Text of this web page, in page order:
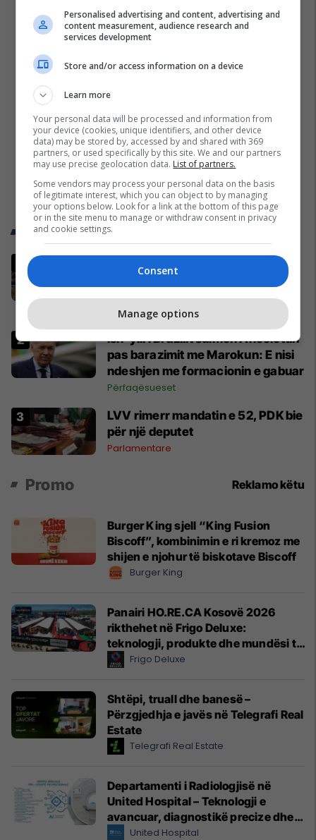
Trend Telegrafi
“Rama, jep dorëheqjen”, tensione
në protestën e 15-të, qytetarët
Shqipëri
Ish-ylli i Brazilit sulmon Ancelottin
pas barazimit me Marokun: E nisi
ndeshjen me formacionin e gabuar
Përfaqësueset
LVV rimerr mandatin e 52, PDK bie
për një deputet
Parlamentare
Promo Reklamo këtu
Burger King sjell “King Fusion
Biscoff”, kombinimin e ri kremoz me
shijen e njohur të biskotave Biscoff
Burger King
Panairi HO.RE.CA Kosovë 2026
rikthehet në Frigo Deluxe:
teknologji, produkte dhe mundësi të
reja për hoteleri dhe gastronomi
Frigo Deluxe
Shtëpi, truall dhe banesë –
Përzgjedhja e javës në Telegrafi Real
Estate
Telegrafi Real Estate
Departamenti i Radiologjisë në
United Hospital – Teknologji e
avancuar, diagnostikë precize dhe
kujdes profesional
United Hospital
Personalised advertising and content, advertising and
content measurement, audience research and
services development
Store and/or access information on a device
Learn more
Your personal data will be processed and information from
your device (cookies, unique identifiers, and other device
data) may be stored by, accessed by and shared with 369
partners, or used specifically by this site. We and our partners
may use precise geolocation data. List of partners.
Some vendors may process your personal data on the basis
of legitimate interest, which you can object to by managing
your options below. Look for a link at the bottom of this page
or in the site menu to manage or withdraw consent in privacy
and cookie settings.
Consent
Manage options